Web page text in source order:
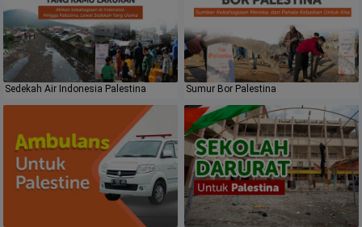
Sedekah Air Indonesia Palestina Sumur Bor Palestina